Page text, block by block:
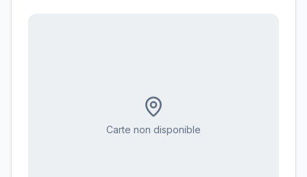
Carte non disponible